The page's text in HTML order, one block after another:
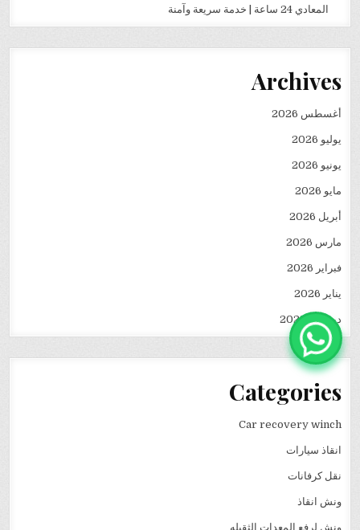
المعادي 24 ساعة | خدمة سريعة وآمنة
Archives
أغسطس 2026
يوليو 2026
يونيو 2026
مايو 2026
أبريل 2026
مارس 2026
فبراير 2026
يناير 2026
ديسمبر 2025
Categories
Car recovery winch
انقاذ سيارات
نقل كرفانات
ونش انقاذ
ونش لرفع المعدات الثقيله